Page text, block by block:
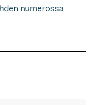
numerossa